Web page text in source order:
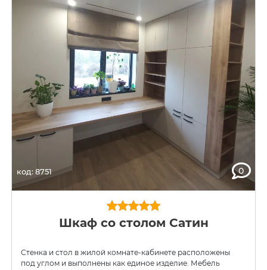
код: 8751 0
Шкаф со столом Сатин
Стенка и стол в жилой комнате-кабинете расположены
под углом и выполнены как единое изделие. Мебель